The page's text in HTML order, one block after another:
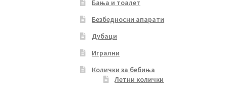
Бања и тоалет
Безбедносни апарати
Дубаци
Игрални
Колички за бебиња
Летни колички